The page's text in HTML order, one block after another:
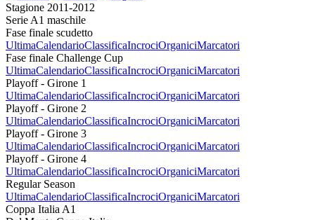
Stagione 2011-2012
Serie A1 maschile
Fase finale scudetto
UltimaCalendarioClassificaIncrociOrganiciMarcatori
Fase finale Challenge Cup
UltimaCalendarioClassificaIncrociOrganiciMarcatori
Playoff - Girone 1
UltimaCalendarioClassificaIncrociOrganiciMarcatori
Playoff - Girone 2
UltimaCalendarioClassificaIncrociOrganiciMarcatori
Playoff - Girone 3
UltimaCalendarioClassificaIncrociOrganiciMarcatori
Playoff - Girone 4
UltimaCalendarioClassificaIncrociOrganiciMarcatori
Regular Season
UltimaCalendarioClassificaIncrociOrganiciMarcatori
Coppa Italia A1